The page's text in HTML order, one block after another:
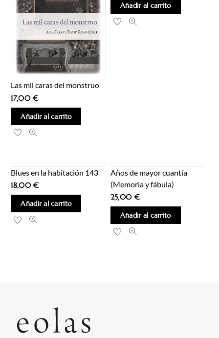
Las mil caras del monstruo
17,00€
Añadir al carrito
Añadir al carrito
Blues en la habitación 143
18,00€
Añadir al carrito
Años de mayor cuantía
(Memoria y fábula)
25,00 €
Añadir al carrito